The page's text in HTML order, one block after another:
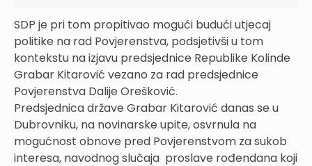
SDP je pri tom propitivao mogući budući utjecaj
politike na rad Povjerenstva, podsjetivši u tom
kontekstu na izjavu predsjednice Republike Kolinde
Grabar Kitarović vezano za rad predsjednice
Povjerenstva Dalije Orešković.
Predsjednica države Grabar Kitarović danas se u
Dubrovniku, na novinarske upite, osvrnula na
mogućnost obnove pred Povjerenstvom za sukob
interesa, navodnog slučaja proslave rođendana koji